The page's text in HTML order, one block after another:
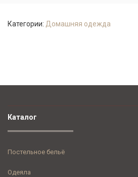
Категории: Домашняя одежда
Каталог
Постельное бельё
Одеяла